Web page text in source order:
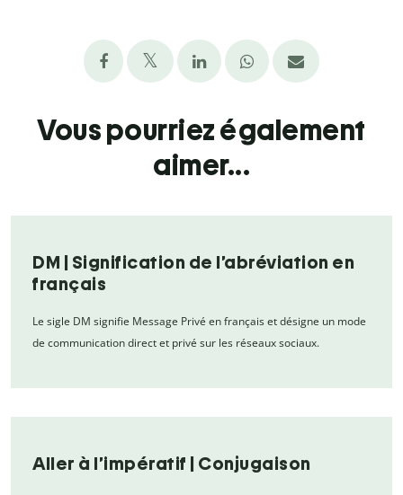
Vous pourriez également
aimer...
DM | Signification de l’abréviation en
français
Le sigle DM signifie Message Privé en français et désigne un mode
de communication direct et privé sur les réseaux sociaux.
Aller à l’impératif | Conjugaison